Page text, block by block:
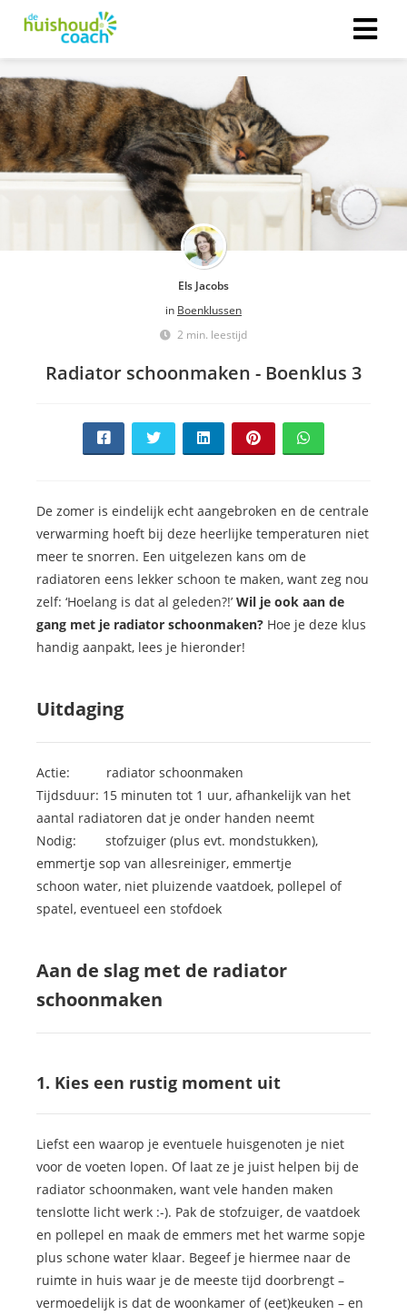
Els Jacobs
in Boenklussen
2 min. leestijd
Radiator schoonmaken - Boenklus 3
De zomer is eindelijk echt aangebroken en de centrale
verwarming hoeft bij deze heerlijke temperaturen niet
meer te snorren. Een uitgelezen kans om de
radiatoren eens lekker schoon te maken, want zeg nou
zelf: ‘Hoelang is dat al geleden?!’ Wil je ook aan de
gang met je radiator schoonmaken? Hoe je deze klus
handig aanpakt, lees je hieronder!
Uitdaging
Actie: radiator schoonmaken
Tijdsduur: 15 minuten tot 1 uur, afhankelijk van het
aantal radiatoren dat je onder handen neemt
Nodig: stofzuiger (plus evt. mondstukken),
emmertje sop van allesreiniger, emmertje
schoon water, niet pluizende vaatdoek, pollepel of
spatel, eventueel een stofdoek
Aan de slag met de radiator
schoonmaken
1. Kies een rustig moment uit
Liefst een waarop je eventuele huisgenoten je niet
voor de voeten lopen. Of laat ze je juist helpen bij de
radiator schoonmaken, want vele handen maken
tenslotte licht werk :-). Pak de stofzuiger, de vaatdoek
en pollepel en maak de emmers met het warme sopje
plus schone water klaar. Begeef je hiermee naar de
ruimte in huis waar je de meeste tijd doorbrengt –
vermoedelijk is dat de woonkamer of (eet)keuken – en